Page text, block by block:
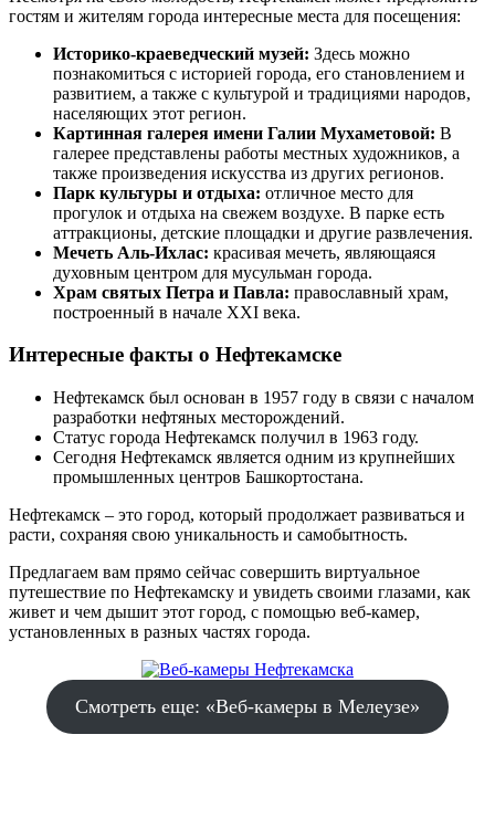
гостям и жителям города интересные места для посещения:
Историко-краеведческий музей: Здесь можно
познакомиться с историей города, его становлением и
развитием, а также с культурой и традициями народов,
населяющих этот регион.
Картинная галерея имени Галии Мухаметовой: В
галерее представлены работы местных художников, а
также произведения искусства из других регионов.
Парк культуры и отдыха: отличное место для
прогулок и отдыха на свежем воздухе. В парке есть
аттракционы, детские площадки и другие развлечения.
Мечеть Аль-Ихлас: красивая мечеть, являющаяся
духовным центром для мусульман города.
Храм святых Петра и Павла: православный храм,
построенный в начале XXI века.
Интересные факты о Нефтекамске
Нефтекамск был основан в 1957 году в связи с началом
разработки нефтяных месторождений.
Статус города Нефтекамск получил в 1963 году.
Сегодня Нефтекамск является одним из крупнейших
промышленных центров Башкортостана.
Нефтекамск – это город, который продолжает развиваться и
расти, сохраняя свою уникальность и самобытность.
Предлагаем вам прямо сейчас совершить виртуальное
путешествие по Нефтекамску и увидеть своими глазами, как
живет и чем дышит этот город, с помощью веб-камер,
установленных в разных частях города.
Смотреть еще: «Веб-камеры в Мелеузе»